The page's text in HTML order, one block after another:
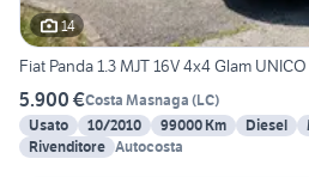
14
Fiat Panda 1.3 MJT 16V 4x4 Glam
5.900 €Costa Masnaga (LC)
Usato
10/2010 99000 Km Diesel
Rivenditore Autocosta